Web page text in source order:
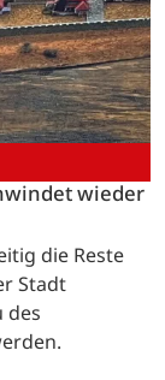
wieder
die Reste
Stadt
des